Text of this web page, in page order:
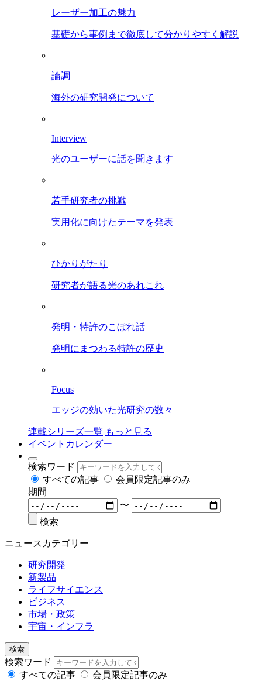
レーザー加工の魅力
基礎から事例まで徹底して分かりやすく解説
論調
海外の研究開発について
Interview
光のユーザーに話を聞きます
若手研究者の挑戦
実用化に向けたテーマを発表
ひかりがたり
研究者が語る光のあれこれ
発明・特許のこぼれ話
発明にまつわる特許の歴史
Focus
エッジの効いた光研究の数々
連載シリーズ一覧 もっと見る
イベントカレンダー
検索ワード
すべての記事
会員限定記事のみ
期間
〜
検索
ニュースカテゴリー
研究開発
新製品
ライフサイエンス
ビジネス
市場・政策
宇宙・インフラ
検索
検索ワード
すべての記事
会員限定記事のみ